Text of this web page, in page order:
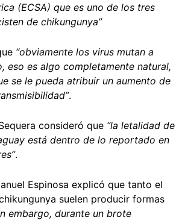
(ECSA) que es uno de los tres
de chikungunya”
“obviamente los virus mutan a
eso es algo completamente natural,
se le pueda atribuir un aumento de
.
consideró que “la letalidad de
está dentro de lo reportado en
.
Espinosa explicó que tanto el
suelen producir formas
embargo, durante un brote